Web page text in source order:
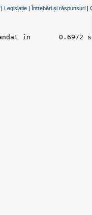
| Legislație | Întrebări și răspunsuri |
randat în